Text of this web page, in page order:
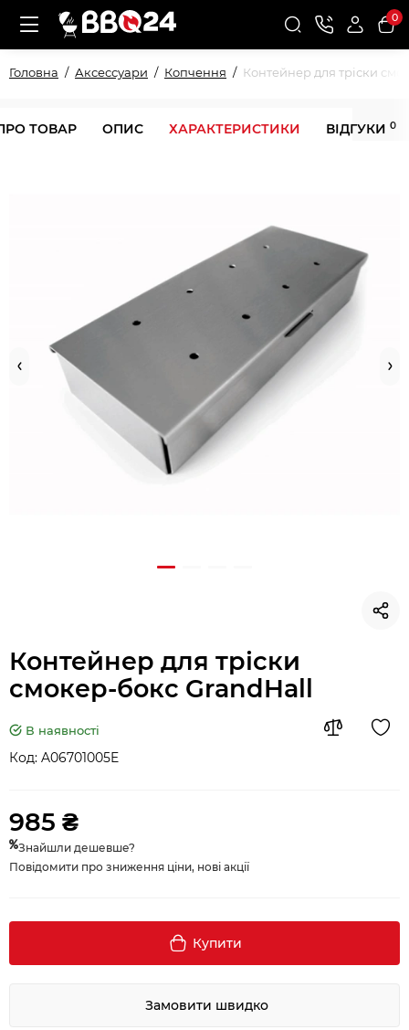
0
Головна Аксессуари Копчення Контейнер для тріски
ТОВАР ОПИС ХАРАКТЕРИСТИКИ ВІДГУКИ 0
Контейнер для тріски
смокер-бокс GrandHall
В наявності
Код: A06701005E
985 ₴
Знайшли дешевше?
Повідомити про зниження ціни, нові акції
Купити
Замовити швидко